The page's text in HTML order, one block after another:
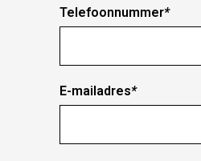
Telefoonnummer*
E-mailadres*